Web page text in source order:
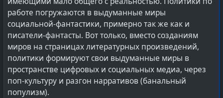
работе погружаются в выдуманные миры
социальной-фантастики, примерно так же как и
писатели-фантасты. Вот только, вместо созданиям
миров на страницах литературных произведений,
политики формируют свои выдуманные миры в
пространстве цифровых и социальных медиа, через
поп-культуру и разгон нарративов (банальный
популизм).